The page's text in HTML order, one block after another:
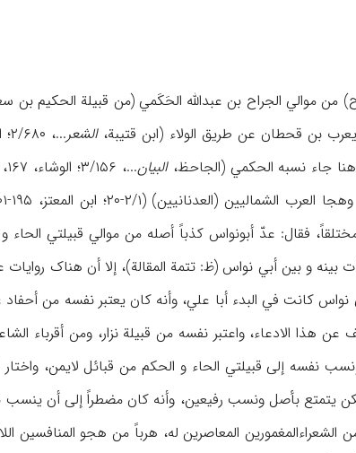
الشعر
البیان
هذا الادعاء، واعتبر نفسه من قبیلة نزار، ومن أقرباء
نفسه إلی قبیلتي الحاء و الحکم من قبائل لایمن،
بأصل ونسب رفیعین، وأنه کان مضطراً إلی أن ینسب